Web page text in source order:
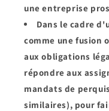
une entreprise
Dans le cadre
comme une fusion
aux obligations
répondre aux
mandats de
similaires), pour